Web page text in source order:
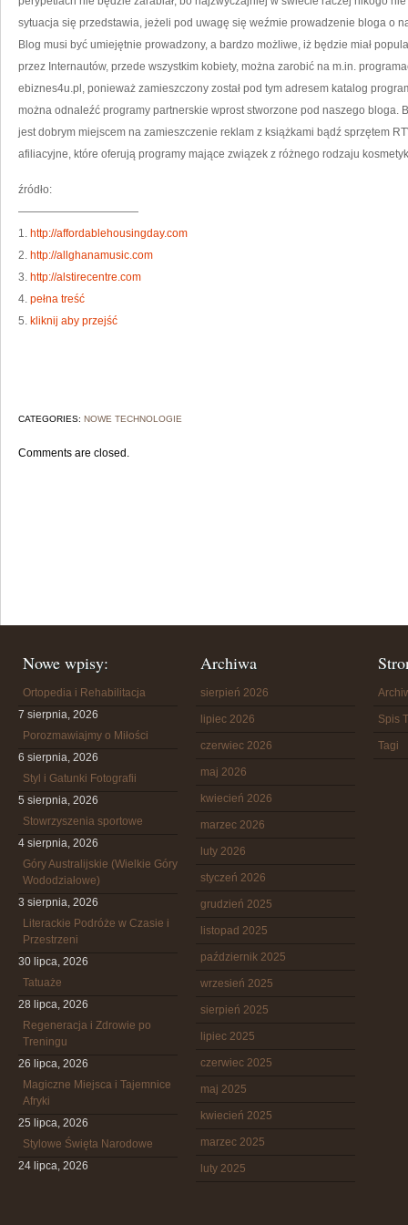
sytuacja się przedstawia, jeżeli pod uwagę się weźmie prowadzenie bloga o
Blog musi być umiejętnie prowadzony, a bardzo możliwe, iż będzie miał
przez Internautów, przede wszystkim kobiety, można zarobić na m.in.
ebiznes4u.pl, ponieważ zamieszczony został pod tym adresem katalog
można odnaleźć programy partnerskie wprost stworzone pod naszego bloga.
jest dobrym miejscem na zamieszczenie reklam z książkami bądź sprzętem
afiliacyjne, które oferują programy mające związek z różnego rodzaju
źródło:
———————————
1. http://affordablehousingday.com
2. http://allghanamusic.com
3. http://alstirecentre.com
4. pełna treść
5. kliknij aby przejść
CATEGORIES: NOWE TECHNOLOGIE
Comments are closed.
Nowe wpisy:
Ortopedia i Rehabilitacja
7 sierpnia, 2026
Porozmawiajmy o Miłości
6 sierpnia, 2026
Styl i Gatunki Fotografii
5 sierpnia, 2026
Stowrzyszenia sportowe
4 sierpnia, 2026
Góry Australijskie (Wielkie Góry
Wododziałowe)
3 sierpnia, 2026
Literackie Podróże w Czasie i
Przestrzeni
30 lipca, 2026
Tatuaże
28 lipca, 2026
Regeneracja i Zdrowie po
Treningu
26 lipca, 2026
Magiczne Miejsca i Tajemnice
Afryki
25 lipca, 2026
Stylowe Święta Narodowe
24 lipca, 2026
Archiwa
sierpień 2026
lipiec 2026
czerwiec 2026
maj 2026
kwiecień 2026
marzec 2026
luty 2026
styczeń 2026
grudzień 2025
listopad 2025
październik 2025
wrzesień 2025
sierpień 2025
lipiec 2025
czerwiec 2025
maj 2025
kwiecień 2025
marzec 2025
luty 2025
Spis
Tagi